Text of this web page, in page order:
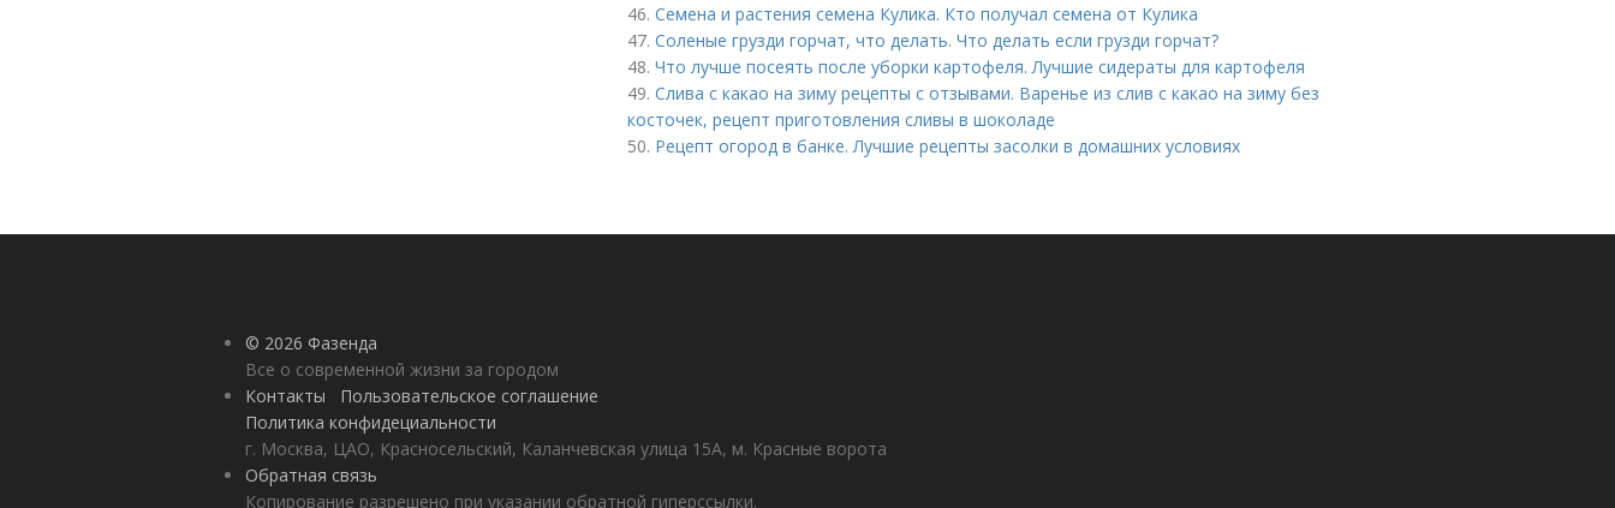
46. Семена и растения семена Кулика. Кто получал семена от Кулика
47. Соленые грузди горчат, что делать. Что делать если грузди горчат?
48. Что лучше посеять после уборки картофеля. Лучшие сидераты для картофеля
49. Слива с какао на зиму рецепты с отзывами. Варенье из слив с какао на зиму без
косточек, рецепт приготовления сливы в шоколаде
50. Рецепт огород в банке. Лучшие рецепты засолки в домашних условиях
© 2026 Фазенда
Все о современной жизни за городом
Контакты
Пользовательское соглашение
Политика конфидециальности
г. Москва, ЦАО, Красносельский, Каланчевская улица 15А, м. Красные ворота
Обратная связь
Копирование разрешено при указании обратной гиперссылки.